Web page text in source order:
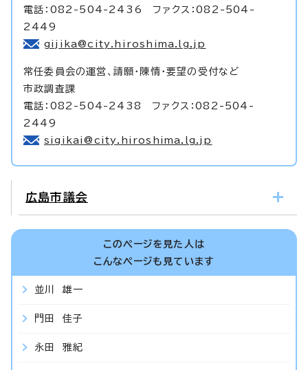
電話：082-504-2436 ファクス：082-504-
2449
gijika@city.hiroshima.lg.jp
常任委員会の運営、請願・陳情・要望の受付など
市政調査課
電話：082-504-2438 ファクス：082-504-
2449
sigikai@city.hiroshima.lg.jp
広島市議会
このページを見た人は
こんなページも見ています
並川 雄一
門田 佳子
永田 雅紀